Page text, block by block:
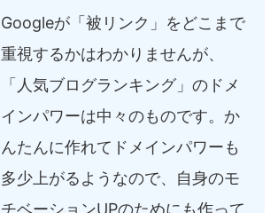
Googleが「被リンク」をどこまで
重視するかはわかりませんが、
「人気ブログランキング」のドメ
インパワーは中々のものです。か
んたんに作れてドメインパワーも
多少上がるようなので、自身のモ
チベーションUPのためにも作って